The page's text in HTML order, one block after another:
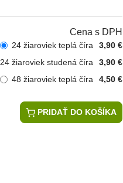
Cena s DPH
24 žiaroviek teplá číra
3,90 €
24 žiaroviek studená číra
3,90 €
48 žiaroviek teplá číra
4,50 €
PRIDAŤ DO KOŠÍKA